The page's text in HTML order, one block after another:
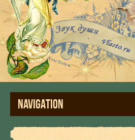
NAVIGATION